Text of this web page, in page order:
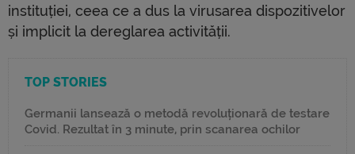
instituției, ceea ce a dus la virusarea dispozitivelor
și implicit la dereglarea activității.
TOP STORIES
Germanii lansează o metodă revoluționară de testare
Covid. Rezultat în 3 minute, prin scanarea ochilor